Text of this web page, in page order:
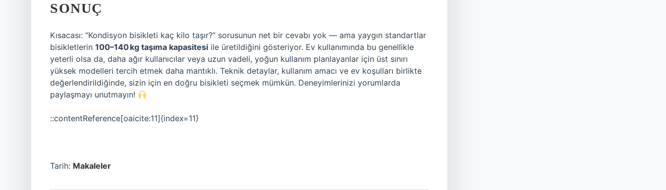
SONUÇ
Kısacası: “Kondisyon bisikleti kaç kilo taşır?” sorusunun net bir cevabı yok — ama yaygın standartlar
bisikletlerin 100–140 kg taşıma kapasitesi ile üretildiğini gösteriyor. Ev kullanımında bu genellikle
yeterli olsa da, daha ağır kullanıcılar veya uzun vadeli, yoğun kullanım planlayanlar için üst sınırı
yüksek modelleri tercih etmek daha mantıklı. Teknik detaylar, kullanım amacı ve ev koşulları birlikte
değerlendirildiğinde, sizin için en doğru bisikleti seçmek mümkün. Deneyimlerinizi yorumlarda
paylaşmayı unutmayın!
::contentReference[oaicite:11]{index=11}
Tarih: Makaleler